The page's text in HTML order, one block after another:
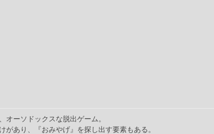
オーソドックスな脱出ゲーム。
があり、『おみやげ』を探し出す要素もある。